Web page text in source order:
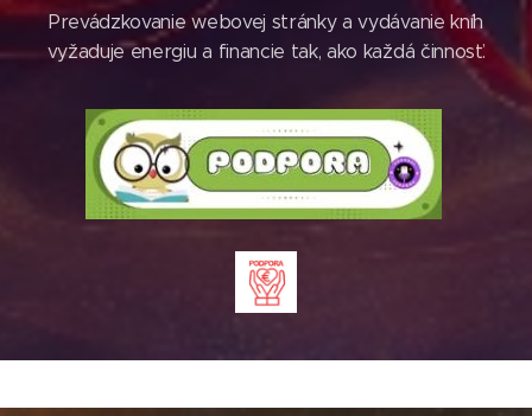
Prevádzkovanie webovej stránky a vydávanie kníh
vyžaduje energiu a financie tak, ako každá činnosť.